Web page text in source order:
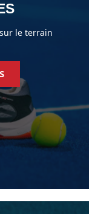
le terrain